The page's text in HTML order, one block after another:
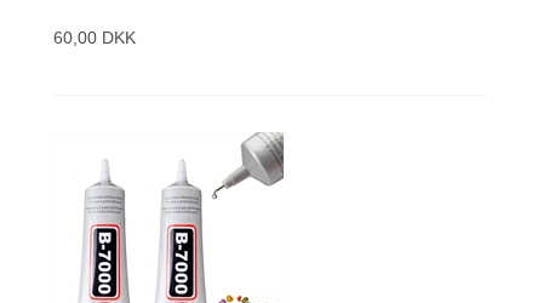
60,00 DKK